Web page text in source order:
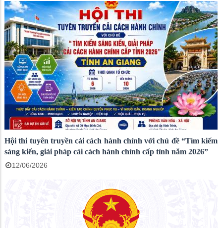
Hội thi tuyên truyền cải cách hành chính với chủ đề “Tìm kiếm
sáng kiến, giải pháp cải cách hành chính cấp tỉnh năm 2026”
12/06/2026